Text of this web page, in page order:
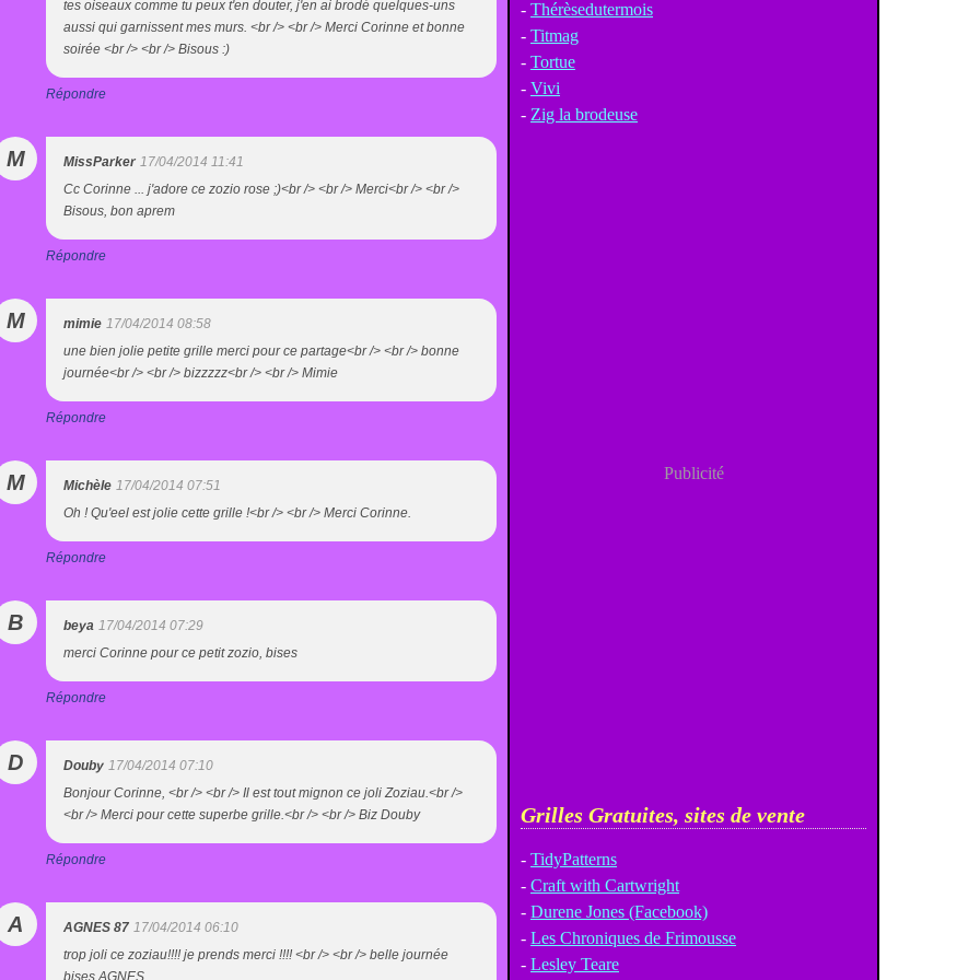
tes oiseaux comme tu peux t'en douter, j'en ai brodé quelques-uns
aussi qui garnissent mes murs. <br /> <br /> Merci Corinne et bonne
soirée <br /> <br /> Bisous :)
Répondre
M MissParker 17/04/2014 11:41
Cc Corinne ... j'adore ce zozio rose ;)<br /> <br /> Merci<br /> <br />
Bisous, bon aprem
Répondre
M mimie 17/04/2014 08:58
une bien jolie petite grille merci pour ce partage<br /> <br /> bonne
journée<br /> <br /> bizzzzz<br /> <br /> Mimie
Répondre
M Michèle 17/04/2014 07:51
Oh ! Qu'eel est jolie cette grille !<br /> <br /> Merci Corinne.
Répondre
B beya 17/04/2014 07:29
merci Corinne pour ce petit zozio, bises
Répondre
D Douby 17/04/2014 07:10
Bonjour Corinne, <br /> <br /> Il est tout mignon ce joli Zoziau.<br />
<br /> Merci pour cette superbe grille.<br /> <br /> Biz Douby
Répondre
A AGNES 87 17/04/2014 06:10
trop joli ce zoziau!!!! je prends merci !!!! <br /> <br /> belle journée
bises AGNES
- Thérèsedutermois
- Titmag
- Tortue
- Vivi
- Zig la brodeuse
Publicité
Grilles Gratuites, sites de vente
- TidyPatterns
- Craft with Cartwright
- Durene Jones (Facebook)
- Les Chroniques de Frimousse
- Lesley Teare